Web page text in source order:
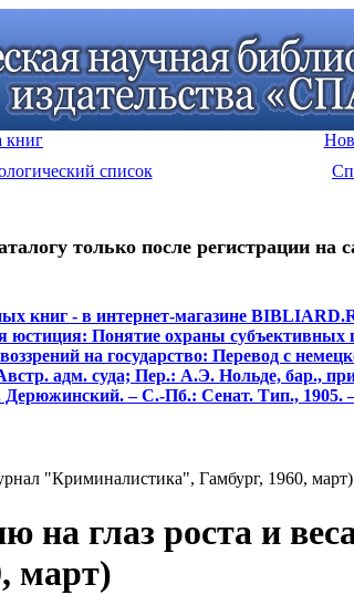
книг
список
только после регистрации на
книг - в интернет-магазине
юстиция: Понятие охраны субъективных
на государство: Перевод с
адм. суда; Пер.: А.Э. Нольде, бар.,
Дерюжинский. – С.-Пб.: Сенат. Тип., 1905.
"Криминалистика", Гамбург, 1960,
на глаз роста и
март)